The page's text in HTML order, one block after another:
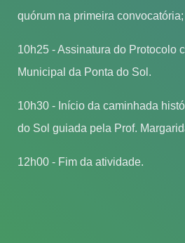
quórum na primeira convocatória;
10h25 - Assinatura do Protocolo
Municipal da Ponta do Sol.
10h30 - Início da caminhada
do Sol guiada pela Prof.
12h00 - Fim da atividade.